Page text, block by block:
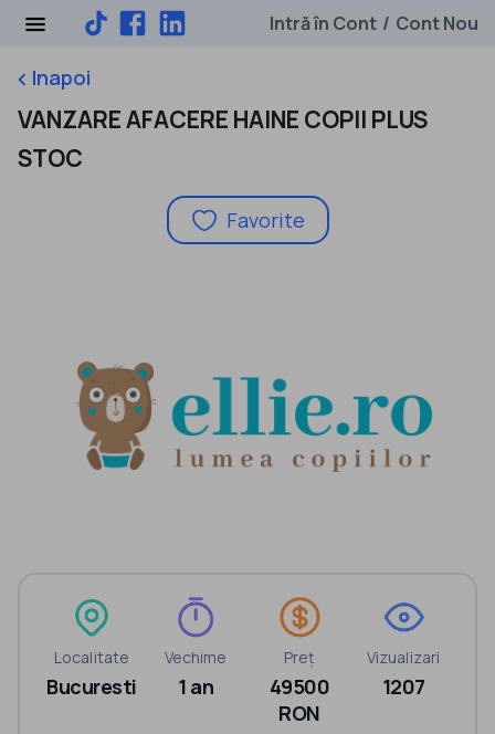
Intră în Cont / Cont Nou
keyboard_arrow_leftInapoi
VANZARE AFACERE HAINE COPII PLUS
STOC
Favorite
Localitate
Bucuresti
Vechime
1 an
Preț
49500
RON
Vizualizari
1207